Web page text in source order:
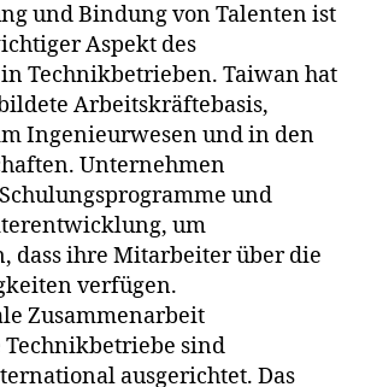
und Bindung von Talenten ist
Aspekt des
Technikbetrieben. Taiwan hat
Arbeitskräftebasis,
Ingenieurwesen und in den
Unternehmen
und
um
dass ihre Mitarbeiter über die
verfügen.
Zusammenarbeit
Technikbetriebe sind
ausgerichtet. Das